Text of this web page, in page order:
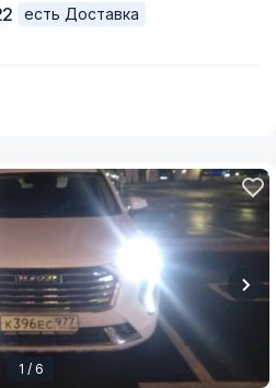
есть Доставка
1 / 6